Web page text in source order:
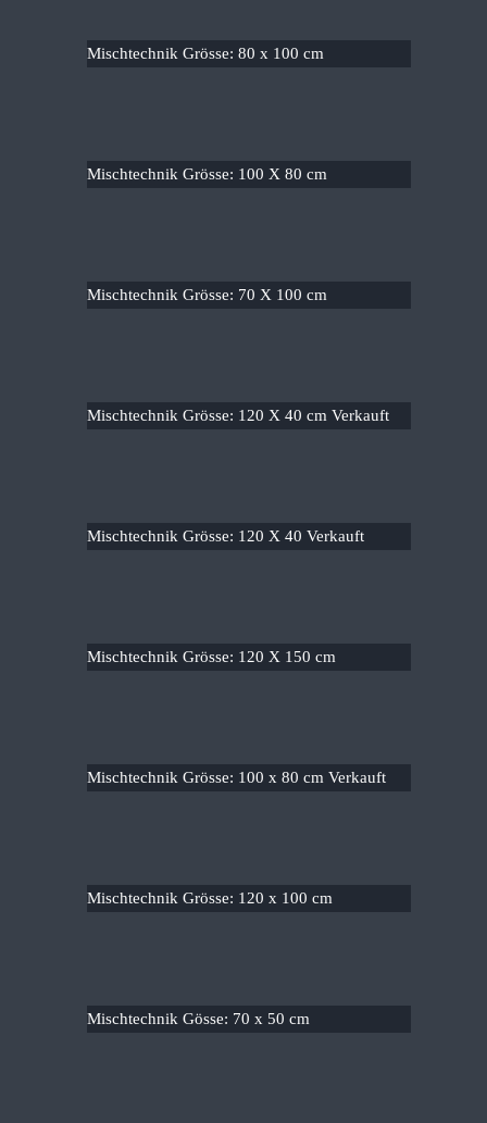
Mischtechnik Grösse: 80 x 100 cm
Mischtechnik Grösse: 100 X 80 cm
Mischtechnik Grösse: 70 X 100 cm
Mischtechnik Grösse: 120 X 40 cm Verkauft
Mischtechnik Grösse: 120 X 40 Verkauft
Mischtechnik Grösse: 120 X 150 cm
Mischtechnik Grösse: 100 x 80 cm Verkauft
Mischtechnik Grösse: 120 x 100 cm
Mischtechnik Gösse: 70 x 50 cm